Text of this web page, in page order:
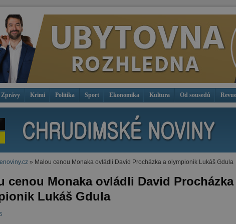
Zprávy Krimi Politika Sport Ekonomika Kultura Od sousedů Revue
» Malou cenou Monaka ovládli David Procházka a olympionik Lukáš Gdula
cenou Monaka ovládli David Procházka
Lukáš Gdula